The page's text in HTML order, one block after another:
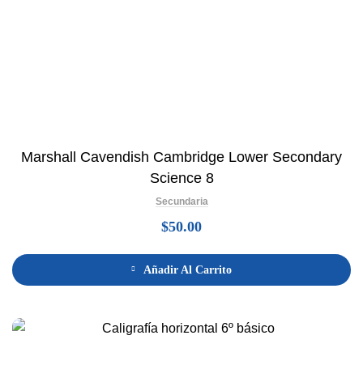
Marshall Cavendish Cambridge Lower Secondary
Science 8
Secundaria
$50.00
Añadir Al Carrito